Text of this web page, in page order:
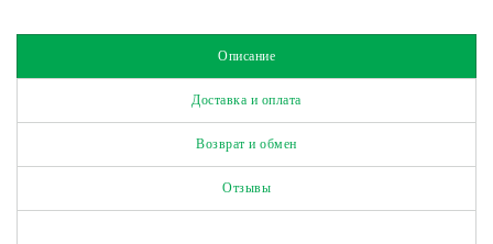
Описание
Доставка и оплата
Возврат и обмен
Отзывы